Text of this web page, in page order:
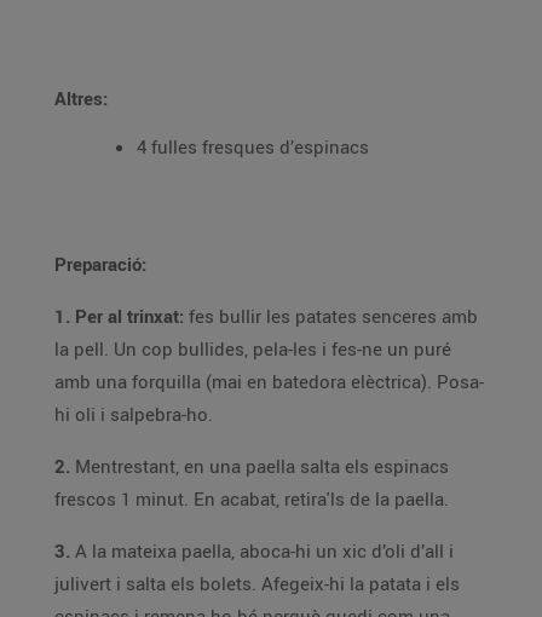
Altres:
4 fulles fresques d’espinacs
Preparació:
1. Per al trinxat: fes bullir les patates senceres amb
la pell. Un cop bullides, pela-les i fes-ne un puré
amb una forquilla (mai en batedora elèctrica). Posa-
hi oli i salpebra-ho.
2. Mentrestant, en una paella salta els espinacs
frescos 1 minut. En acabat, retira'ls de la paella.
3. A la mateixa paella, aboca-hi un xic d’oli d’all i
julivert i salta els bolets. Afegeix-hi la patata i els